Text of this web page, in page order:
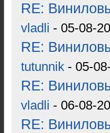
RE:
vladli - 05-08-
RE:
tutunnik - 05-
RE:
vladli - 06-08-
RE: